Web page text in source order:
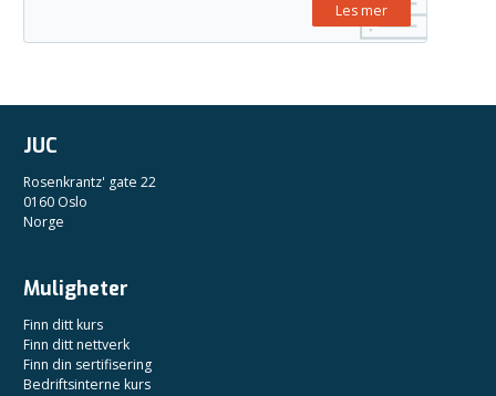
Les mer
JUC
Rosenkrantz' gate 22
0160 Oslo
Norge
Muligheter
Finn ditt kurs
Finn ditt nettverk
Finn din sertifisering
Bedriftsinterne kurs